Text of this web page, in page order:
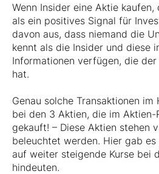
Wenn Insider eine Aktie
als ein positives Signal für
davon aus, dass niemand die
kennt als die Insider und diese
Informationen verfügen, die
hat.
Genau solche Transaktionen
bei den 3 Aktien, die im Aktien-
gekauft! – Diese Aktien stehen
beleuchtet werden. Hier gab
auf weiter steigende Kurse bei
hindeuten.